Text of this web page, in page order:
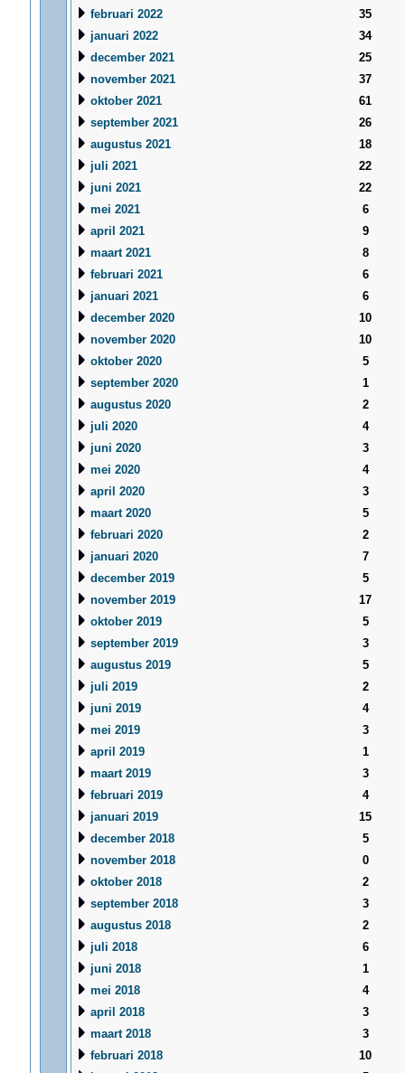
februari 2022
35
januari 2022
34
december 2021
25
november 2021
37
oktober 2021
61
september 2021
26
augustus 2021
18
juli 2021
22
juni 2021
22
mei 2021
6
april 2021
9
maart 2021
8
februari 2021
6
januari 2021
6
december 2020
10
november 2020
10
oktober 2020
5
september 2020
1
augustus 2020
2
juli 2020
4
juni 2020
3
mei 2020
4
april 2020
3
maart 2020
5
februari 2020
2
januari 2020
7
december 2019
5
november 2019
17
oktober 2019
5
september 2019
3
augustus 2019
5
juli 2019
2
juni 2019
4
mei 2019
3
april 2019
1
maart 2019
3
februari 2019
4
januari 2019
15
december 2018
5
november 2018
0
oktober 2018
2
september 2018
3
augustus 2018
2
juli 2018
6
juni 2018
1
mei 2018
4
april 2018
3
maart 2018
3
februari 2018
10